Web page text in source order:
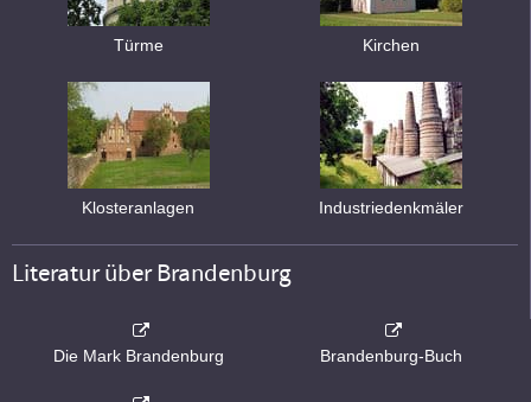
Türme Kirchen
Klosteranlagen Industriedenkmäler
Literatur über Brandenburg
Die Mark Brandenburg Brandenburg-Buch